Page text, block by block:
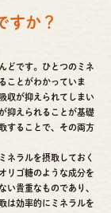
すか？
どです。ひとつのミネ
ことがわかっていま
収が抑えられてしまい
抑えられることが基礎
することで、その両方
ネラルを摂取しておく
リゴ糖のような成分を
い貴重なものであり、
は効率的にミネラルを